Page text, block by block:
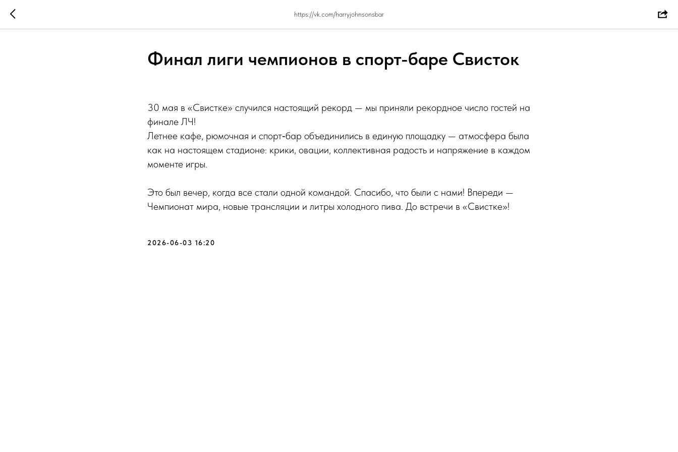
https://vk.com/harryjohnsonsbar
Финал лиги чемпионов в спорт-баре Свисток
30 мая в «Свистке» случился настоящий рекорд — мы приняли рекордное число гостей на
финале ЛЧ!
Летнее кафе, рюмочная и спорт‑бар объединились в единую площадку — атмосфера была
как на настоящем стадионе: крики, овации, коллективная радость и напряжение в каждом
моменте игры.
Это был вечер, когда все стали одной командой. Спасибо, что были с нами! Впереди —
Чемпионат мира, новые трансляции и литры холодного пива. До встречи в «Свистке»!
2026-06-03 16:20